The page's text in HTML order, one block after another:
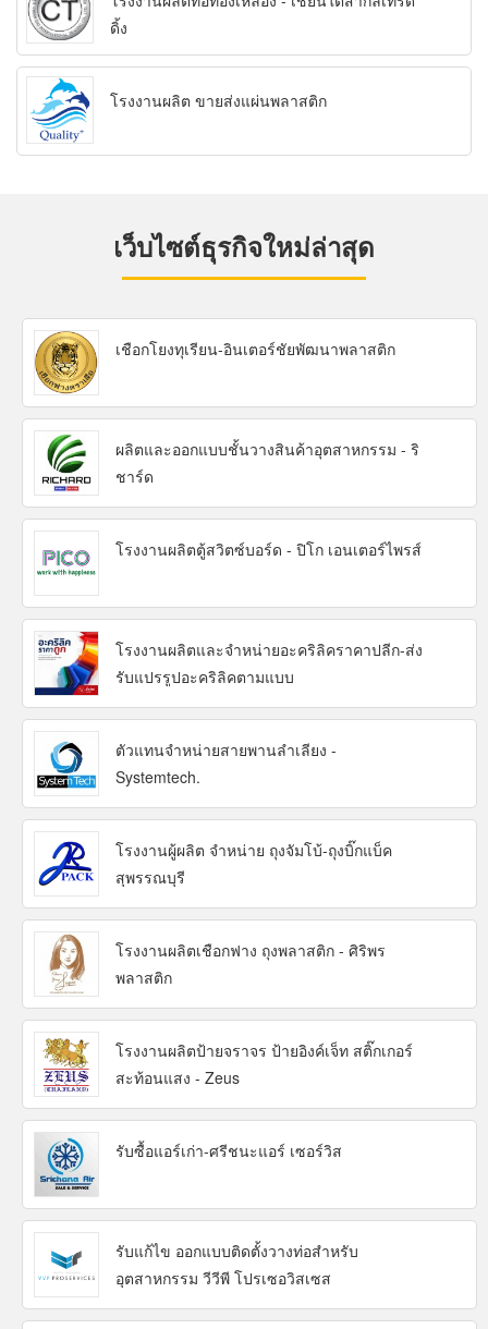
ดิ้ง
โรงงานผลิต ขายส่งแผ่นพลาสติก
เว็บไซต์ธุรกิจใหม่ล่าสุด
เชือกโยงทุเรียน-อินเตอร์ชัยพัฒนาพลาสติก
ผลิตและออกแบบชั้นวางสินค้าอุตสาหกรรม - ริ
ชาร์ด
โรงงานผลิตตู้สวิตซ์บอร์ด - ปิโก เอนเตอร์ไพรส์
โรงงานผลิตและจำหน่ายอะคริลิคราคาปลีก-ส่ง
รับแปรรูปอะคริลิคตามแบบ
ตัวแทนจำหน่ายสายพานลำเลียง -
Systemtech.
โรงงานผู้ผลิต จำหน่าย ถุงจัมโบ้-ถุงบิ๊กแบ็ค
สุพรรณบุรี
โรงงานผลิตเชือกฟาง ถุงพลาสติก - ศิริพร
พลาสติก
โรงงานผลิตป้ายจราจร ป้ายอิงค์เจ็ท สติ๊กเกอร์
สะท้อนแสง - Zeus
รับซื้อแอร์เก่า-ศรีชนะแอร์ เซอร์วิส
รับแก้ไข ออกแบบติดตั้งวางท่อสำหรับ
อุตสาหกรรม วีวีพี โปรเซอวิสเซส